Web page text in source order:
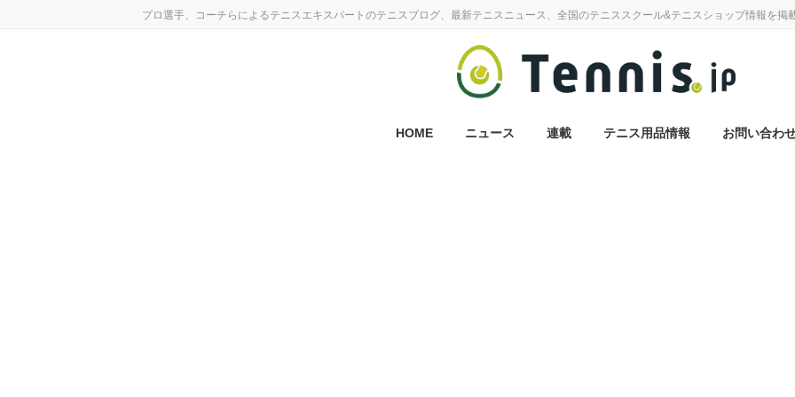
プロ選手、コーチらによるテニスエキスパートのテニスブログ、最新テニスニュース、全国のテニススクール&テニスショップ情報を掲
HOME ニュース 連載 テニス用品情報 お問い合わ